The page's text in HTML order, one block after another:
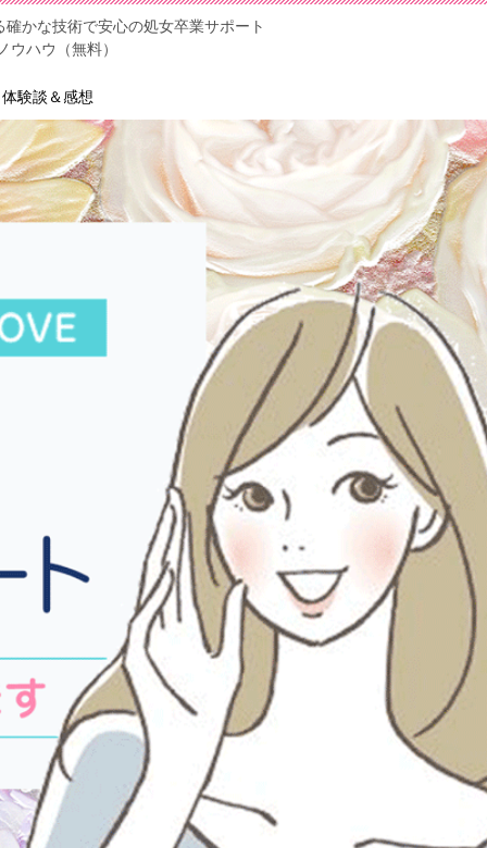
かな技術で安心の処女卒業サポート
ハウ（無料）
体験談＆感想